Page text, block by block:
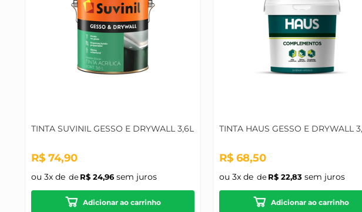
TINTA SUVINIL GESSO E DRYWALL 3,6L
R$ 74,90
ou 3x de R$ 24,96 sem juros
Adicionar ao carrinho
TINTA HAUS GESSO E DRYWALL
R$ 68,50
ou 3x de R$ 22,83 sem juros
Adicionar ao carrinho